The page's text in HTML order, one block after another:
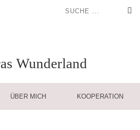
Wunderland
ÜBER MICH KOOPERATION